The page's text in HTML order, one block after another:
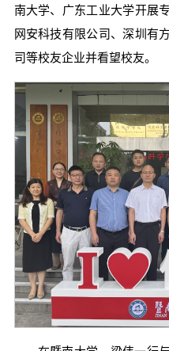
南大学、广东工业大学开展
网安科技有限公司、深圳有
司等校友企业并看望校友。